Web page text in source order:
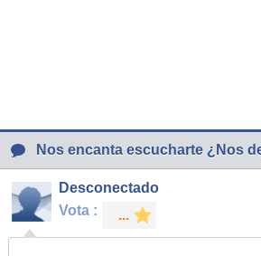
Nos encanta escucharte ¿Nos
Desconectado
Vota :